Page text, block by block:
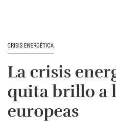
CRISIS ENERGÉTICA
La crisis
quita brillo a
europeas